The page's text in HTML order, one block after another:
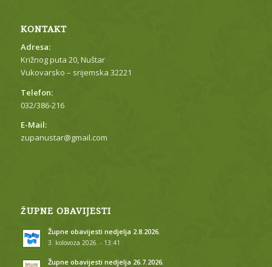
KONTAKT
Adresa:
Križnog puta 20, Nuštar
Vukovarsko – srijemska 32221
Telefon:
032/386-216
E-Mail:
zupanustar@gmail.com
ŽUPNE OBAVIJESTI
Župne obavijesti nedjelja 2.8.2026.
3. kolovoza 2026. - 13:41
Župne obavijesti nedjelja 26.7.2026.